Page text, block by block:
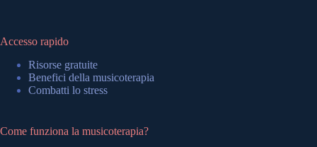
Accesso rapido
Risorse gratuite
Benefici della musicoterapia
Combatti lo stress
Come funziona la musicoterapia?